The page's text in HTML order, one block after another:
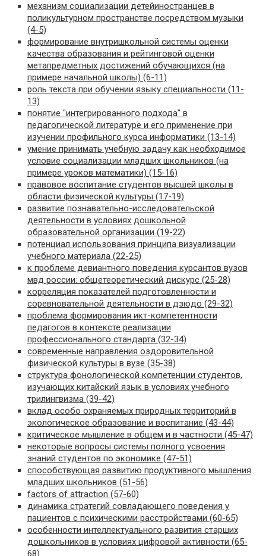
механизм социализации детейиностранцев в
поликультурном пространстве посредством музыки
(4-5)
формирование внутришкольной системы оценки
качества образования и рейтинговой оценки
метапредметных достижений обучающихся (на
примере начальной школы) (6-11)
роль текста при обучении языку специальности (11-
13)
понятие "интегрированного подхода" в
педагогической литературе и его применение при
изучении профильного курса информатики (13-14)
умение принимать учебную задачу как необходимое
условие социализации младших школьников (на
примере уроков математики) (15-16)
правовое воспитание студентов высшей школы в
области физической культуры (17-19)
развитие познавательно-исследовательской
деятельности в условиях дошкольной
образовательной организации (19-22)
потенциал использования принципа визуализации
учебного материала (22-25)
к проблеме девиантного поведения курсантов вузов
мвд россии: общетеоретический дискурс (25-28)
корреляция показателей подготовленности и
соревновательной деятельности в дзюдо (29-32)
проблема формирования икт-компетентности
педагогов в контексте реализации
профессионального стандарта (32-34)
современные направления оздоровительной
физической культуры в вузе (35-38)
структура фонологической компетенции студентов,
изучающих китайский язык в условиях учебного
трилингвизма (39-42)
вклад особо охраняемых природных территорий в
экологическое образование и воспитание (43-44)
критическое мышление в общем и в частности (45-47)
некоторые вопросы системы полного усвоения
знаний студентов по экономике (47-51)
способствующая развитию продуктивного мышления
младших школьников (51-56)
factors of attraction (57-60)
динамика стратегий совладающего поведения у
пациентов с психическими расстройствами (60-65)
особенности интеллектуального развития старших
дошкольников в условиях цифровой активности (65-
68)